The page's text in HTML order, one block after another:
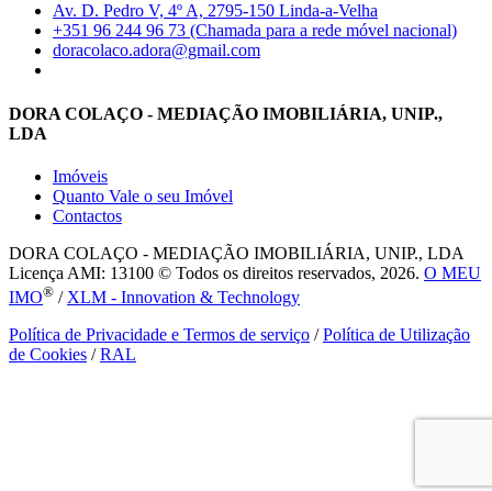
Av. D. Pedro V, 4º A, 2795-150 Linda-a-Velha
+351 96 244 96 73 (Chamada para a rede móvel nacional)
doracolaco.adora@gmail.com
DORA COLAÇO - MEDIAÇÃO IMOBILIÁRIA, UNIP.,
LDA
Imóveis
Quanto Vale o seu Imóvel
Contactos
DORA COLAÇO - MEDIAÇÃO IMOBILIÁRIA, UNIP., LDA
Licença AMI: 13100 © Todos os direitos reservados, 2026. O MEU
IMO® / XLM - Innovation & Technology
Política de Privacidade e Termos de serviço /Política de Utilização
de Cookies /RAL